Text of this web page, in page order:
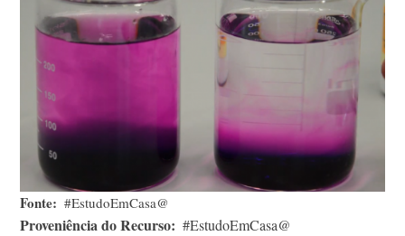
Fonte #EstudoEmCasa@
Proveniência do Recurso #EstudoEmCasa@